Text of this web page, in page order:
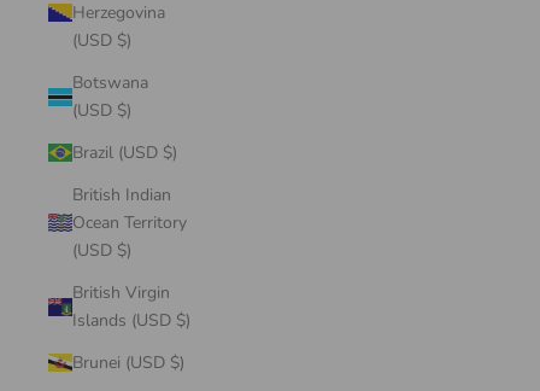
Herzegovina
(USD $)
Botswana
(USD $)
Brazil (USD $)
British Indian
Ocean Territory
(USD $)
British Virgin
Islands (USD $)
Brunei (USD $)